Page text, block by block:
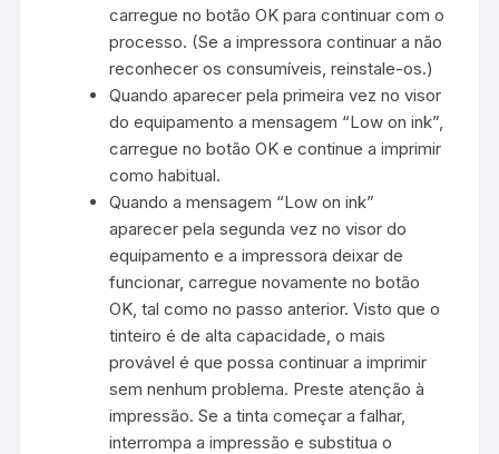
carregue no botão OK para continuar com o
processo. (Se a impressora continuar a não
reconhecer os consumíveis, reinstale-os.)
Quando aparecer pela primeira vez no visor
do equipamento a mensagem “Low on ink”,
carregue no botão OK e continue a imprimir
como habitual.
Quando a mensagem “Low on ink”
aparecer pela segunda vez no visor do
equipamento e a impressora deixar de
funcionar, carregue novamente no botão
OK, tal como no passo anterior. Visto que o
tinteiro é de alta capacidade, o mais
provável é que possa continuar a imprimir
sem nenhum problema. Preste atenção à
impressão. Se a tinta começar a falhar,
interrompa a impressão e substitua o